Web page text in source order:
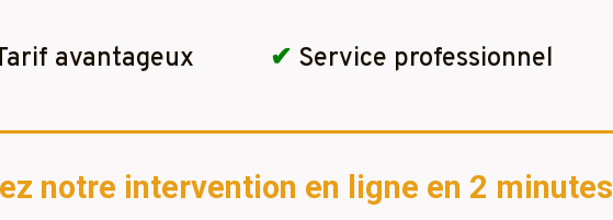
avantageux ✔ Service professionnel
notre intervention en ligne en 2 minutes